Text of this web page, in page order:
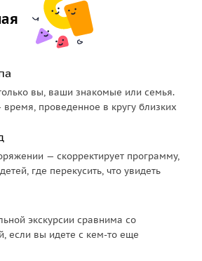
вы, ваши знакомые или семья.
проведенное в кругу близких
— скорректирует программу,
где перекусить, что увидеть
экскурсии сравнима со
если вы идете с кем-то еще